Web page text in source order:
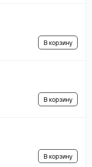
В корзину
В корзину
В корзину